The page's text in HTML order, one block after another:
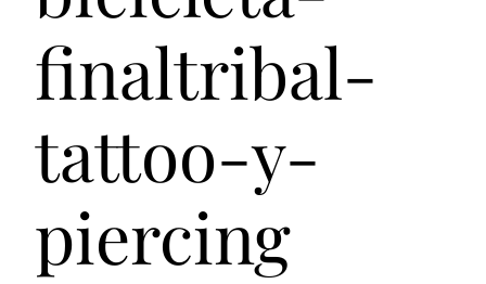
finaltribal-
tattoo-y-
piercing